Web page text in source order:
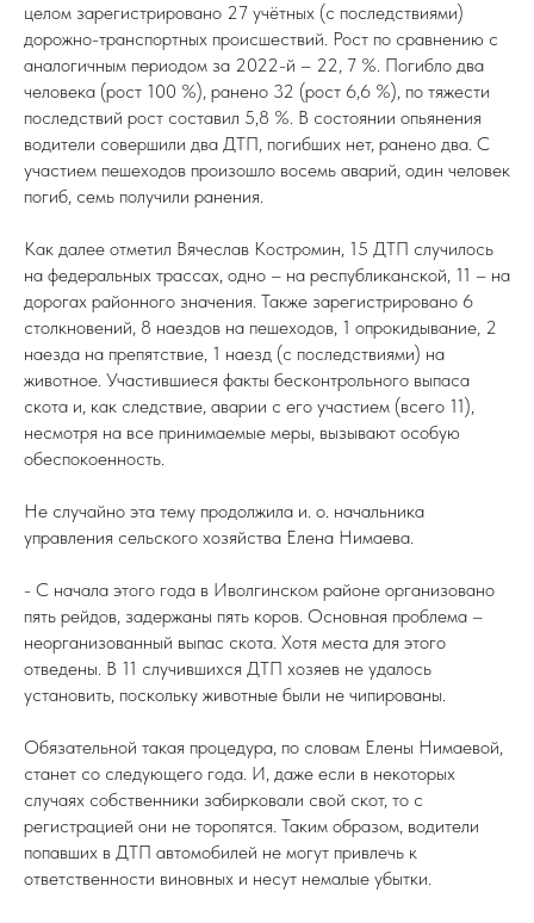
целом зарегистрировано 27 учётных (с последствиями)
дорожно-транспортных происшествий. Рост по сравнению с
аналогичным периодом за 2022-й – 22, 7 %. Погибло два
человека (рост 100 %), ранено 32 (рост 6,6 %), по тяжести
последствий рост составил 5,8 %. В состоянии опьянения
водители совершили два ДТП, погибших нет, ранено два. С
участием пешеходов произошло восемь аварий, один человек
погиб, семь получили ранения.
Как далее отметил Вячеслав Костромин, 15 ДТП случилось
на федеральных трассах, одно – на республиканской, 11 – на
дорогах районного значения. Также зарегистрировано 6
столкновений, 8 наездов на пешеходов, 1 опрокидывание, 2
наезда на препятствие, 1 наезд (с последствиями) на
животное. Участившиеся факты бесконтрольного выпаса
скота и, как следствие, аварии с его участием (всего 11),
несмотря на все принимаемые меры, вызывают особую
обеспокоенность.
Не случайно эта тему продолжила и. о. начальника
управления сельского хозяйства Елена Нимаева.
- С начала этого года в Иволгинском районе организовано
пять рейдов, задержаны пять коров. Основная проблема –
неорганизованный выпас скота. Хотя места для этого
отведены. В 11 случившихся ДТП хозяев не удалось
установить, поскольку животные были не чипированы.
Обязательной такая процедура, по словам Елены Нимаевой,
станет со следующего года. И, даже если в некоторых
случаях собственники забирковали свой скот, то с
регистрацией они не торопятся. Таким образом, водители
попавших в ДТП автомобилей не могут привлечь к
ответственности виновных и несут немалые убытки.